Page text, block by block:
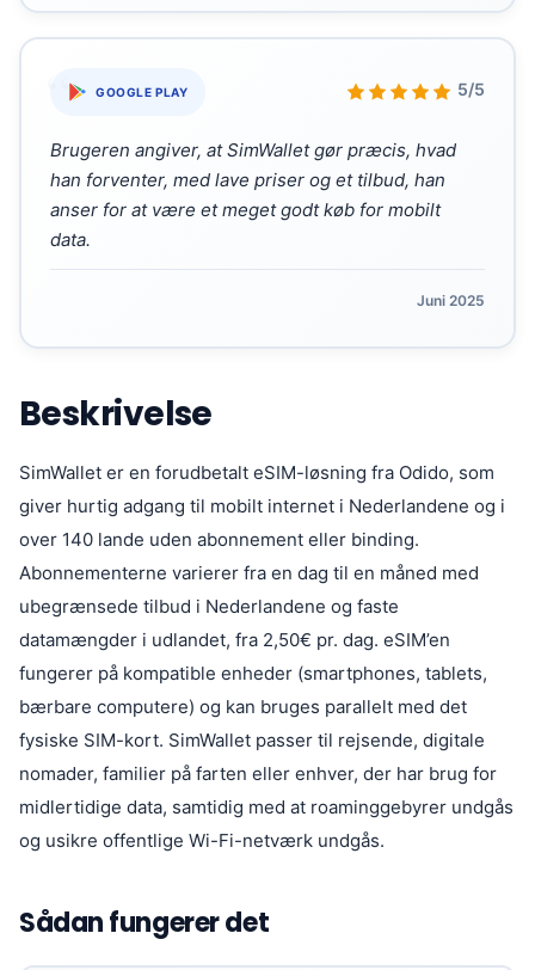
GOOGLE PLAY 5/5
“
Brugeren angiver, at SimWallet gør præcis, hvad
han forventer, med lave priser og et tilbud, han
anser for at være et meget godt køb for mobilt
data.
Juni 2025
Beskrivelse
SimWallet er en forudbetalt eSIM-løsning fra Odido, som
giver hurtig adgang til mobilt internet i Nederlandene og i
over 140 lande uden abonnement eller binding.
Abonnementerne varierer fra en dag til en måned med
ubegrænsede tilbud i Nederlandene og faste
datamængder i udlandet, fra 2,50€ pr. dag. eSIM’en
fungerer på kompatible enheder (smartphones, tablets,
bærbare computere) og kan bruges parallelt med det
fysiske SIM-kort. SimWallet passer til rejsende, digitale
nomader, familier på farten eller enhver, der har brug for
midlertidige data, samtidig med at roaminggebyrer undgås
og usikre offentlige Wi-Fi-netværk undgås.
Sådan fungerer det